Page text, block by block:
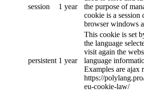
session 1 year
the purpose of
cookie is a session
browser windows
persistent 1 year
This cookie is set
the language
visit again the
language
Examples are ajax
https://
eu-cookie-law/